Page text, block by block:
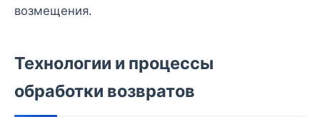
возмещения.
Технологии и процессы
обработки возвратов